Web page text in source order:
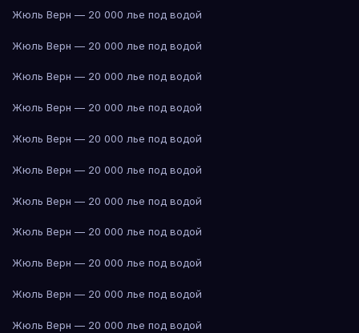
Жюль Верн — 20 000 лье под водой
Жюль Верн — 20 000 лье под водой
Жюль Верн — 20 000 лье под водой
Жюль Верн — 20 000 лье под водой
Жюль Верн — 20 000 лье под водой
Жюль Верн — 20 000 лье под водой
Жюль Верн — 20 000 лье под водой
Жюль Верн — 20 000 лье под водой
Жюль Верн — 20 000 лье под водой
Жюль Верн — 20 000 лье под водой
Жюль Верн — 20 000 лье под водой